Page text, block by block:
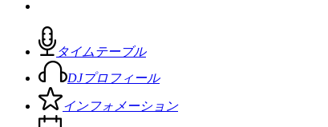
タイムテーブル
DJプロフィール
インフォメーション